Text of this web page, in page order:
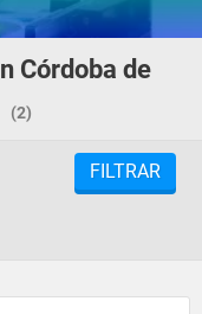
Córdoba de
(2)
FILTRAR